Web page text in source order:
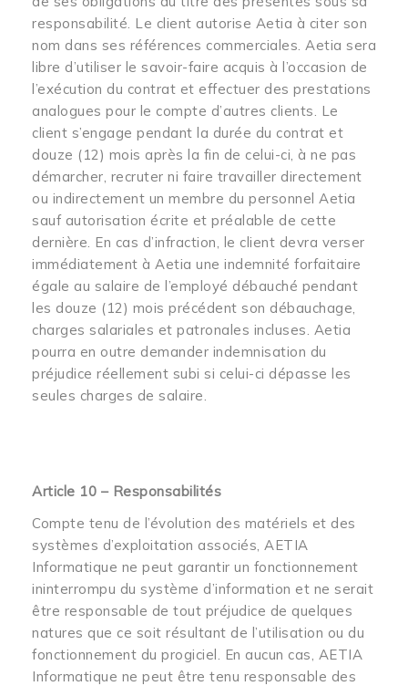
responsabilité. Le client autorise Aetia à citer son
nom dans ses références commerciales. Aetia sera
libre d’utiliser le savoir-faire acquis à l’occasion de
l’exécution du contrat et effectuer des prestations
analogues pour le compte d’autres clients. Le
client s’engage pendant la durée du contrat et
douze (12) mois après la fin de celui-ci, à ne pas
démarcher, recruter ni faire travailler directement
ou indirectement un membre du personnel Aetia
sauf autorisation écrite et préalable de cette
dernière. En cas d’infraction, le client devra verser
immédiatement à Aetia une indemnité forfaitaire
égale au salaire de l’employé débauché pendant
les douze (12) mois précédent son débauchage,
charges salariales et patronales incluses. Aetia
pourra en outre demander indemnisation du
préjudice réellement subi si celui-ci dépasse les
seules charges de salaire.
Article 10 – Responsabilités
Compte tenu de l’évolution des matériels et des
systèmes d’exploitation associés, AETIA
Informatique ne peut garantir un fonctionnement
ininterrompu du système d’information et ne serait
être responsable de tout préjudice de quelques
natures que ce soit résultant de l’utilisation ou du
fonctionnement du progiciel. En aucun cas, AETIA
Informatique ne peut être tenu responsable des